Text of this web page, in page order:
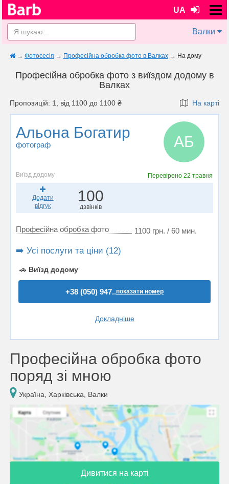
UA
Валки
→ Фотосесія → Професійна обробка фото в Валках → На дому
Професійна обробка фото з виїздом додому в
Валках
Пропозицій: 1, від 1100 до 1100 ₴ На карті
Альона Богатир
фотограф АБ
Виїзд додому Перевірено22 травня
Додати
відгук
100
дзвінків
Професійна обробка фото 1100 грн. / 60 мин.
➡️ Усі послуги та ціни (12)
🚗 Виїзд додому
+38 (050) 947..показати номер
Докладніше
Професійна обробка фото
поряд зі мною
Україна, Харківська, Валки
Дивитися на карті